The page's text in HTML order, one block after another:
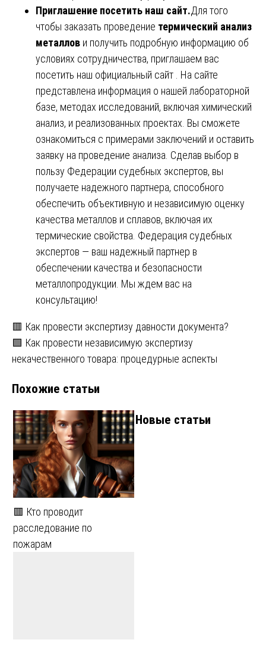
Приглашение посетить наш сайт.Для того
чтобы заказать проведение термический анализ
металлов и получить подробную информацию об
условиях сотрудничества, приглашаем вас
посетить наш официальный сайт . На сайте
представлена информация о нашей лабораторной
базе, методах исследований, включая химический
анализ, и реализованных проектах. Вы сможете
ознакомиться с примерами заключений и оставить
заявку на проведение анализа. Сделав выбор в
пользу Федерации судебных экспертов, вы
получаете надежного партнера, способного
обеспечить объективную и независимую оценку
качества металлов и сплавов, включая их
термические свойства. Федерация судебных
экспертов — ваш надежный партнер в
обеспечении качества и безопасности
металлопродукции. Мы ждем вас на
консультацию!
Навигация
по
🟥 Как провести экспертизу давности документа?
🟩 Как провести независимую экспертизу
некачественного товара: процедурные аспекты
Похожие статьи
🟥 Кто проводит
расследование по
пожарам
Новые статьи